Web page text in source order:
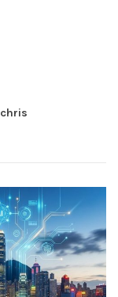
chris